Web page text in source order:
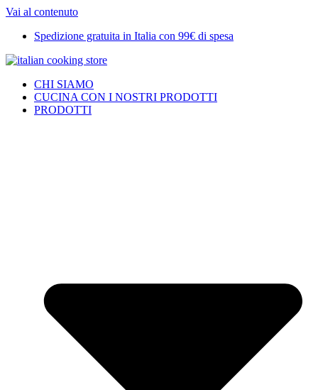
Vai al contenuto
Spedizione gratuita in Italia con 99€ di spesa
CHI SIAMO
CUCINA CON I NOSTRI PRODOTTI
PRODOTTI